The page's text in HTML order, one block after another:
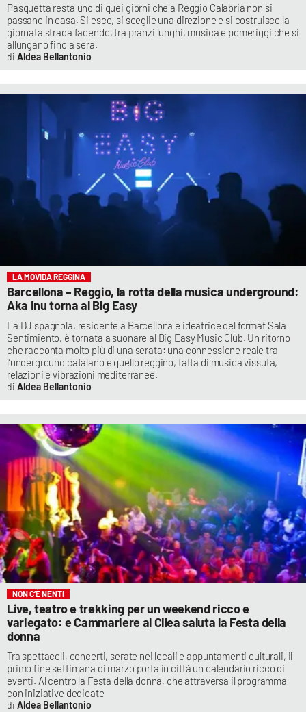
Pasquetta resta uno di quei giorni che a Reggio Calabria non si
passano in casa. Si esce, si sceglie una direzione e si costruisce la
giornata strada facendo, tra pranzi lunghi, musica e pomeriggi che si
allungano fino a sera.
Aldea Bellantonio
LA MOVIDA REGGINA
Barcellona – Reggio, la rotta della musica underground:
Aka Inu torna al Big Easy
La DJ spagnola, residente a Barcellona e ideatrice del format Sala
Sentimiento, è tornata a suonare al Big Easy Music Club. Un ritorno
che racconta molto più di una serata: una connessione reale tra
l’underground catalano e quello reggino, fatta di musica vissuta,
relazioni e vibrazioni mediterranee.
Aldea Bellantonio
NON C’È NENTI
Live, teatro e trekking per un weekend ricco e
variegato: e Cammariere al Cilea saluta la Festa della
donna
Tra spettacoli, concerti, serate nei locali e appuntamenti culturali, il
primo fine settimana di marzo porta in città un calendario ricco di
eventi. Al centro la Festa della donna, che attraversa il programma
con iniziative dedicate
Aldea Bellantonio